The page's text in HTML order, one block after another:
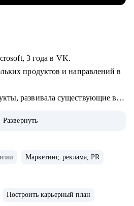
3 года в VK.
продуктов и направлений в
развивала существующие в
30 продуктов.
и разработать план роста.
тестовым и самой работе.
Развернуть
Маркетинг, реклама, PR
Построить карьерный план